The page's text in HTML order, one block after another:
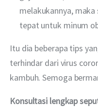
melakukannya,
tepat untuk minum
Itu dia beberapa tips
terhindar dari virus
kambuh. Semoga
Konsultasi lengkap